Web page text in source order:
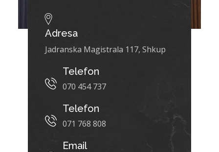
Adresa
Jadranska Magistrala 117, Shkup
Telefon
070 454 737
Telefon
071 768 808
Email